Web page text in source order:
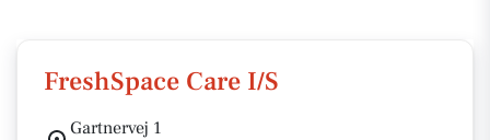
FreshSpace Care I/S
Gartnervej 1